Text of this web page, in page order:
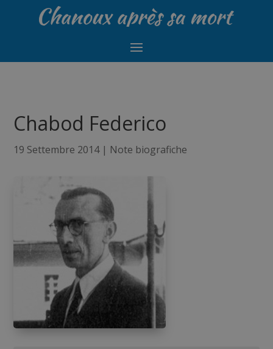
Chabod Federico
19 Settembre 2014| Note biografiche